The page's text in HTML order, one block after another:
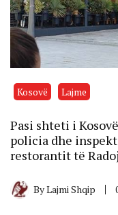
Kosovë Lajme
Pasi shteti i
policia dhe
restorantit të
ByLajmi Shqip